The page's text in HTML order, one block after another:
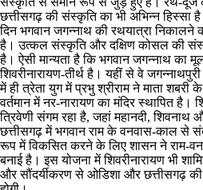
छत्तीसगढ़ की संस्कृति का भी अभिन्न
दिन भगवान जगन्नाथ की रथयात्रा निकालने
है। उत्कल संस्कृति और दक्षिण कोसल की
है। ऐसी मान्यता है कि भगवान जगन्नाथ का
शिवरीनारायण-तीर्थ है। यहीं से वे
में ही त्रेता युग में प्रभु श्रीराम ने माता शबरी
वर्तमान में नर-नारायण का मंदिर स्थापित है।
त्रिवेणी संगम रहा है, जहां महानदी, शिवनाथ
छत्तीसगढ़ में भगवान राम के वनवास-काल से
रूप में विकसित करने के लिए शासन ने राम-
बनाई है। इस योजना में शिवरीनारायण भी
और सौंदर्यीकरण से ओडिशा और छत्तीसगढ़